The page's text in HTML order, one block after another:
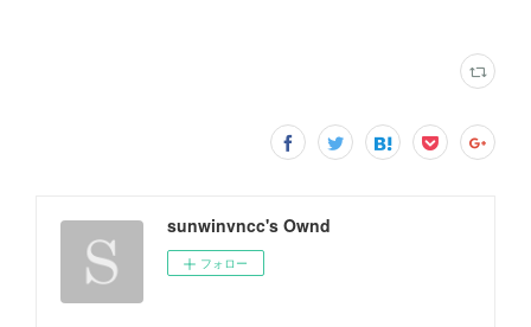
sunwinvncc's Ownd
フォロー